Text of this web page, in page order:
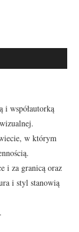
i współautorką
w którym
i za granicą oraz
i styl stanowią
.